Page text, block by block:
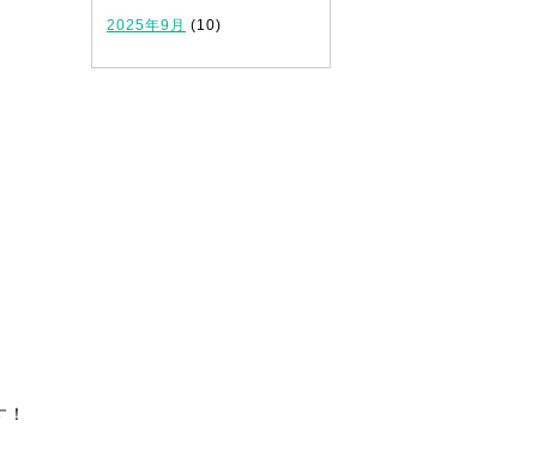
2025年9月 (10)